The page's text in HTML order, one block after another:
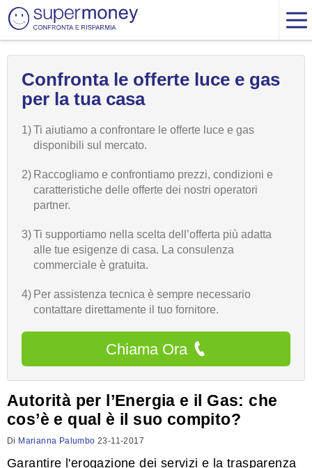
Confronta le offerte luce e gas
per la tua casa
1)Ti aiutiamo a confrontare le offerte luce e gas
disponibili sul mercato.
2) Raccogliamo e confrontiamo prezzi, condizioni e
caratteristiche delle offerte dei nostri operatori
partner.
3)Ti supportiamo nella scelta dell’offerta più adatta
alle tue esigenze di casa. La consulenza
commerciale è gratuita.
4) Per assistenza tecnica è sempre necessario
contattare direttamente il tuo fornitore.
Chiama Ora
Autorità per l’Energia e il Gas: che
cos’è e qual è il suo compito?
Di Marianna Palumbo 23-11-2017
Garantire l'erogazione dei servizi e la trasparenza